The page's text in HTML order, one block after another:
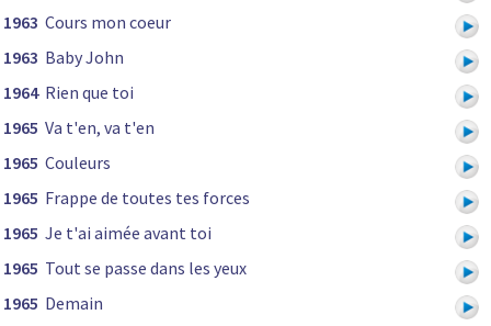
1963 Cours mon coeur
1963 Baby John
1964 Rien que toi
1965 Va t'en, va t'en
1965 Couleurs
1965 Frappe de toutes tes forces
1965 Je t'ai aimée avant toi
1965 Tout se passe dans les yeux
1965 Demain